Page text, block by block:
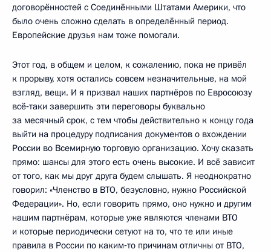
договорённостей с Соединёнными Штатами Америки, что
было очень сложно сделать в определённый период.
Европейские друзья нам тоже помогали.
Этот год, в общем и целом, к сожалению, пока не привёл
к прорыву, хотя остались совсем незначительные, на мой
взгляд, вещи. И я призвал наших партнёров по Евросоюзу
всё‑таки завершить эти переговоры буквально
за месячный срок, с тем чтобы действительно к концу года
выйти на процедуру подписания документов о вхождении
России во Всемирную торговую организацию. Хочу сказать
прямо: шансы для этого есть очень высокие. И всё зависит
от того, как мы друг друга будем слышать. Я неоднократно
говорил: «Членство в ВТО, безусловно, нужно Российской
Федерации». Но, если говорить прямо, оно нужно и другим
нашим партнёрам, которые уже являются членами ВТО
и которые периодически сетуют на то, что те или иные
правила в России по каким‑то причинам отличны от ВТО,